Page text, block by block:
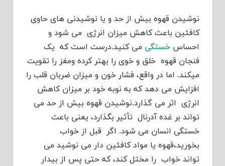
نوشیدن قهوه بیش از حد و یا نوشیدنی های حاوی
کافئین باعث کاهش میزان انرژی می شود و
احساس خستگی می کنید.درست است که یک
فنجان قهوه خلق و خوی را بهتر کرده ومغز را تقویت
میکند. اما در واقع، فشار خون و میزان ضربان قلب را
افزایش می دهد که به نوبه خود بر میزان کاهش
انرژی اثر می گذارد.نوشیدن قهوه بیش از حد می
تواند بر غده آدرنال تأثیر بگذارد، یعنی باعث
خستگی انسان می شود. اگر قبل از خواب
بخورید،قهوه یا مواد کافئین دار می نوشید می
تواند خواب را مختل کند، که حتی پس از بیدار